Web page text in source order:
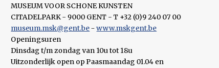
MUSEUM VOOR SCHONE KUNSTEN
CITADELPARK - 9000 GENT - T +32 (0)9 240 07 00
museum.msk@gent.be -www.mskgent.be
Openingsuren
Dinsdag t/m zondag van 10u tot 18u
Uitzonderlijk open op Paasmaandag 01.04 en